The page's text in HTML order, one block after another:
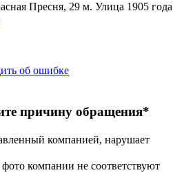
Пресня, 29 м. Улица 1905 года
об ошибке
причину обращения*
компанией, нарушает
компании не соответствуют